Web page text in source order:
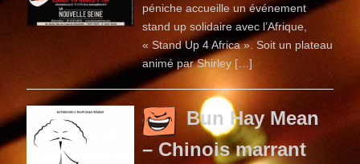
péniche accueille un événement
stand up solidaire avec l’Afrique,
« Stand Up 4 Africa ». Soit un plateau
animé par Shirley […]
Bun Hay Mean
– Chinois marrant